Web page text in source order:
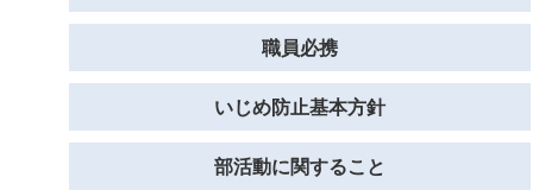
職員必携
いじめ防止基本方針
部活動に関すること